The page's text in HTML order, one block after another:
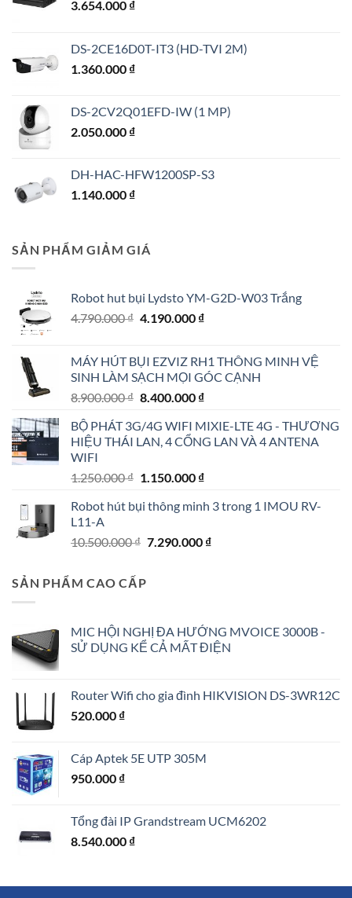
3.654.000 ₫
DS-2CE16D0T-IT3 (HD-TVI 2M)
1.360.000 ₫
DS-2CV2Q01EFD-IW (1 MP)
2.050.000 ₫
DH-HAC-HFW1200SP-S3
1.140.000 ₫
SẢN PHẨM GIẢM GIÁ
Robot hut bụi Lydsto YM-G2D-W03 Trắng
4.790.000₫ Giá
4.790.000 ₫.
4.190.000 ₫Giá
là:
4.190.000 ₫.
MÁY HÚT BỤI EZVIZ RH1 THÔNG MINH VỆ
SINH LÀM SẠCH MỌI GÓC CẠNH
8.900.000₫ Giá
là:
8.900.000 ₫.
8.400.000 ₫Giá
tại
là:
BỘ PHÁT 3G/4G WIFI MIXIE-LTE 4G - THƯƠNG
HIỆU THÁI LAN, 4 CỔNG LAN VÀ 4 ANTENA
WIFI
1.250.000₫ Giá
là:
1.150.000 ₫Giá
tại
1.150.000 ₫.
Robot hút bụi thông minh 3 trong 1 IMOU RV-
L11-A
10.500.000₫ Giá
7.290.000 ₫Giá
SẢN PHẨM CAO CẤP
MIC HỘI NGHỊ ĐA HƯỚNG MVOICE 3000B -
SỬ DỤNG KỂ CẢ MẤT ĐIỆN
Router Wifi cho gia đình HIKVISION DS-3WR12C
520.000 ₫
Cáp Aptek 5E UTP 305M
950.000 ₫
Tổng đài IP Grandstream UCM6202
8.540.000 ₫